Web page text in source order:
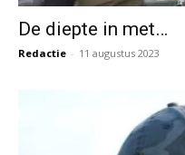
De diepte in met…
Redactie - 11 augustus 2023